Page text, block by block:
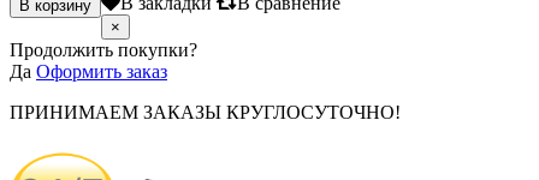
×
Продолжить покупки?
Да Оформить заказ
ПРИНИМАЕМ ЗАКАЗЫ КРУГЛОСУТОЧНО!